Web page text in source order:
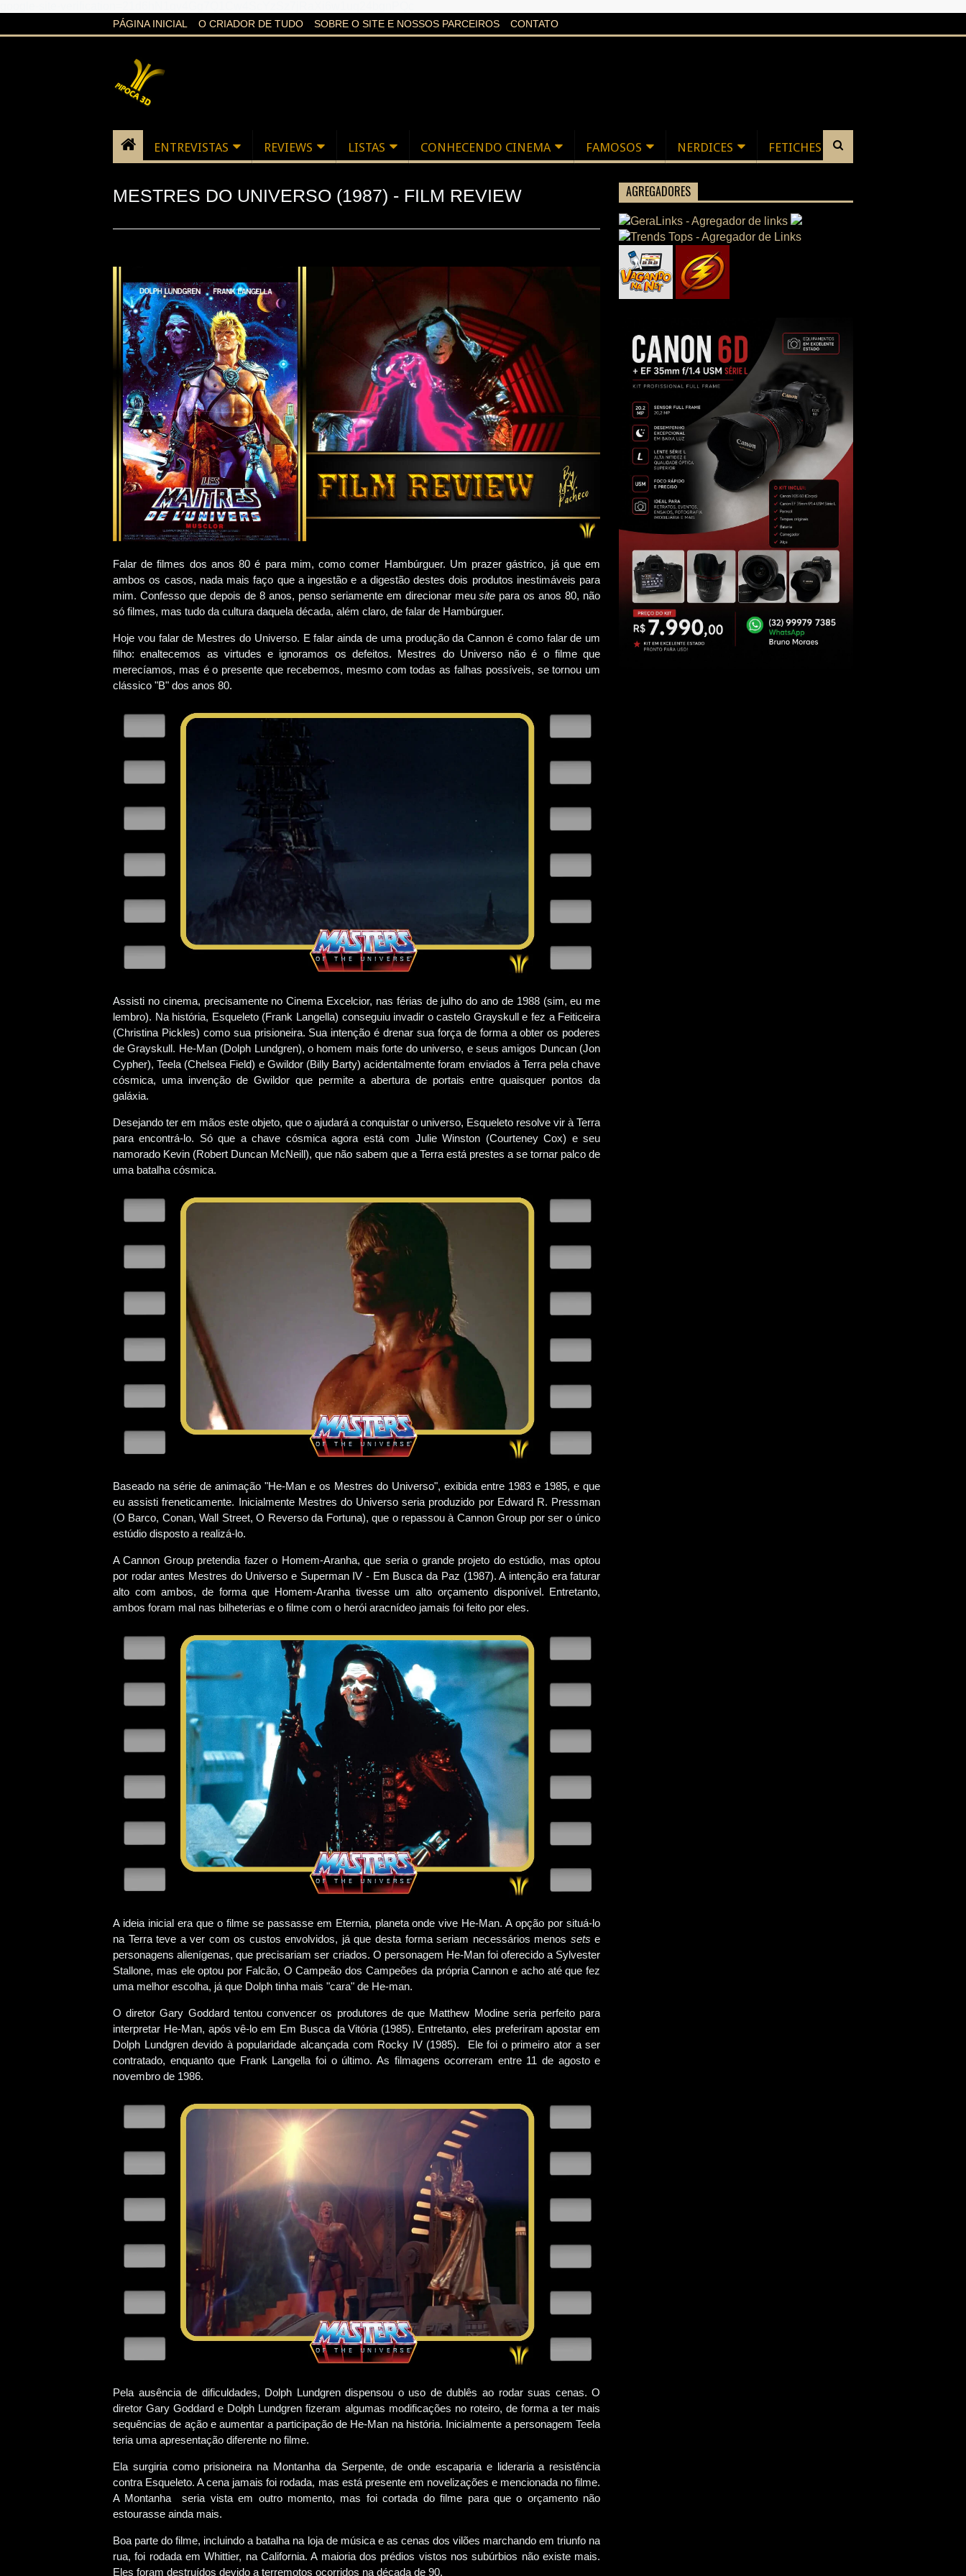
PÁGINA INICIAL O CRIADOR DE TUDO SOBRE O SITE E NOSSOS PARCEIROS CONTATO
ENTREVISTAS REVIEWS LISTAS CONHECENDO CINEMA FAMOSOS NERDICES FETICHES
MESTRES DO UNIVERSO (1987) - FILM REVIEW
Falar de filmes dos anos 80 é para mim, como comer Hambúrguer. Um prazer gástrico, já que em
ambos os casos, nada mais faço que a ingestão e a digestão destes dois produtos inestimáveis para
mim. Confesso que depois de 8 anos, penso seriamente em direcionar meusite para os anos 80, não
só filmes, mas tudo da cultura daquela década, além claro, de falar de Hambúrguer.
Hoje vou falar de Mestres do Universo. E falar ainda de uma produção da Cannon é como falar de um
filho: enaltecemos as virtudes e ignoramos os defeitos. Mestres do Universo não é o filme que
merecíamos, mas é o presente que recebemos, mesmo com todas as falhas possíveis, se tornou um
clássico "B" dos anos 80.
Assisti no cinema, precisamente no Cinema Excelcior, nas férias de julho do ano de 1988 (sim, eu me
lembro). Na história, Esqueleto (Frank Langella) conseguiu invadir o castelo Grayskull e fez a Feiticeira
(Christina Pickles) como sua prisioneira. Sua intenção é drenar sua força de forma a obter os poderes
de Grayskull. He-Man (Dolph Lundgren), o homem mais forte do universo, e seus amigos Duncan (Jon
Cypher), Teela (Chelsea Field) e Gwildor (Billy Barty) acidentalmente foram enviados à Terra pela chave
cósmica, uma invenção de Gwildor que permite a abertura de portais entre quaisquer pontos da
galáxia.
Desejando ter em mãos este objeto, que o ajudará a conquistar o universo, Esqueleto resolve vir à Terra
para encontrá-lo. Só que a chave cósmica agora está com Julie Winston (Courteney Cox) e seu
namorado Kevin (Robert Duncan McNeill), que não sabem que a Terra está prestes a se tornar palco de
uma batalha cósmica.
Baseado na série de animação "He-Man e os Mestres do Universo", exibida entre 1983 e 1985, e que
eu assisti freneticamente. Inicialmente Mestres do Universo seria produzido por Edward R. Pressman
(O Barco, Conan, Wall Street, O Reverso da Fortuna), que o repassou à Cannon Group por ser o único
estúdio disposto a realizá-lo.
A Cannon Group pretendia fazer o Homem-Aranha, que seria o grande projeto do estúdio, mas optou
por rodar antes Mestres do Universo e Superman IV - Em Busca da Paz (1987). A intenção era faturar
alto com ambos, de forma que Homem-Aranha tivesse um alto orçamento disponível. Entretanto,
ambos foram mal nas bilheterias e o filme com o herói aracnídeo jamais foi feito por eles.
A ideia inicial era que o filme se passasse em Eternia, planeta onde vive He-Man. A opção por situá-lo
na Terra teve a ver com os custos envolvidos, já que desta forma seriam necessários menos sets e
personagens alienígenas, que precisariam ser criados. O personagem He-Man foi oferecido a Sylvester
Stallone, mas ele optou por Falcão, O Campeão dos Campeões da própria Cannon e acho até que fez
uma melhor escolha, já que Dolph tinha mais "cara" de He-man.
O diretor Gary Goddard tentou convencer os produtores de que Matthew Modine seria perfeito para
interpretar He-Man, após vê-lo em Em Busca da Vitória (1985). Entretanto, eles preferiram apostar em
Dolph Lundgren devido à popularidade alcançada com Rocky IV (1985). Ele foi o primeiro ator a ser
contratado, enquanto que Frank Langella foi o último. As filmagens ocorreram entre 11 de agosto e
novembro de 1986.
Pela ausência de dificuldades, Dolph Lundgren dispensou o uso de dublês ao rodar suas cenas. O
diretor Gary Goddard e Dolph Lundgren fizeram algumas modificações no roteiro, de forma a ter mais
sequências de ação e aumentar a participação de He-Man na história. Inicialmente a personagem Teela
teria uma apresentação diferente no filme.
Ela surgiria como prisioneira na Montanha da Serpente, de onde escaparia e lideraria a resistência
contra Esqueleto. A cena jamais foi rodada, mas está presente em novelizações e mencionada no filme.
A Montanha seria vista em outro momento, mas foi cortada do filme para que o orçamento não
estourasse ainda mais.
Boa parte do filme, incluindo a batalha na loja de música e as cenas dos vilões marchando em triunfo na
rua, foi rodada em Whittier, na California. A maioria dos prédios vistos nos subúrbios não existe mais.
Eles foram destruídos devido a terremotos ocorridos na década de 90.
AGREGADORES